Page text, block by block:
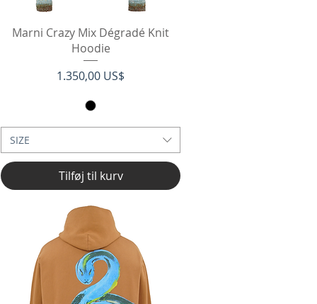
Hurtigvisning
Marni Crazy Mix Dégradé Knit
Hoodie
Pris
1.350,00 US$
SIZE
Tilføj til kurv